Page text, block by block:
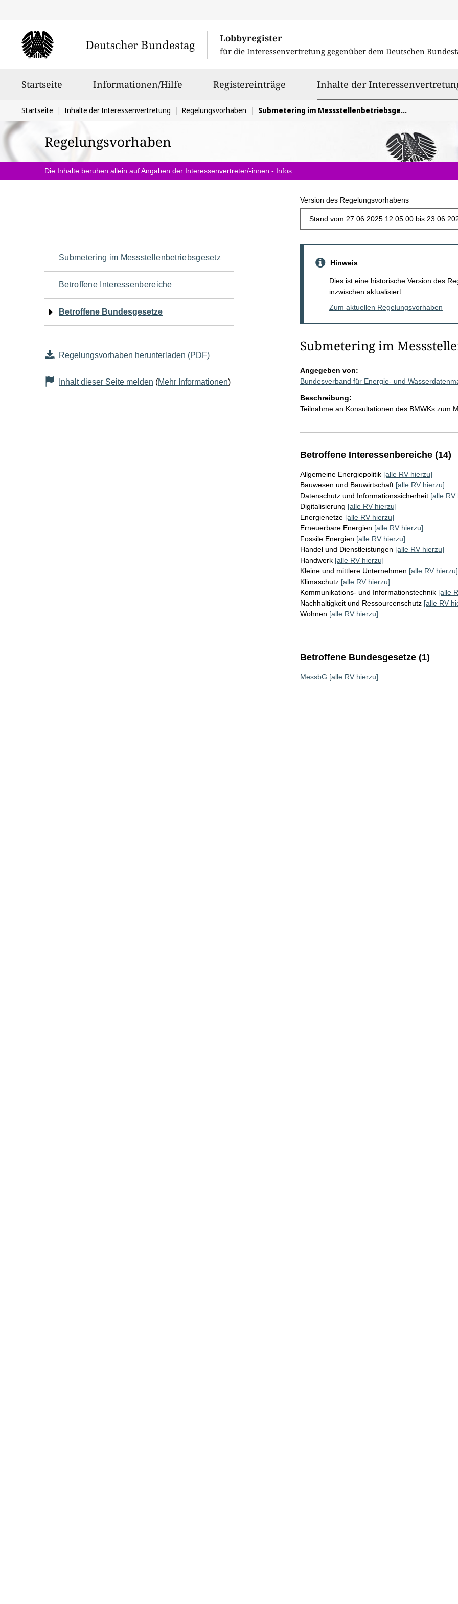
Lobbyregister
für die Interessenvertretung gegenüber dem Deutschen
Startseite Informationen/Hilfe Registereinträge Inhalte der
Sie
befinden
sich
hier:
Startseite Inhalte der Interessenvertretung Regelungsvorhaben Submetering im Messstellenbetriebsgesetz
Regelungsvorhaben
Die Inhalte beruhen allein auf Angaben der Interessenvertreter/-innen - Infos
Version des Regelungsvorhabens
Navigation
für
den
Seiteninhalt
Submetering im Messstellenbetriebsgesetz
Betroffene Interessenbereiche
Betroffene Bundesgesetze
Regelungsvorhaben herunterladen (PDF)
Inhalt dieser Seite melden (Mehr Informationen)
Hinweis
Dies ist eine historische Version des
inzwischen aktualisiert.
Zum aktuellen Regelungsvorhaben
Submetering im
Angegeben von:
Bundesverband für Energie- und
Beschreibung:
Teilnahme an Konsultationen des BMWKs zum
Betroffene Interessenbereiche (14)
Allgemeine Energiepolitik [alle RV hierzu]
Bauwesen und Bauwirtschaft [alle RV hierzu]
Datenschutz und Informationssicherheit [alle RV
Digitalisierung [alle RV hierzu]
Energienetze [alle RV hierzu]
Erneuerbare Energien [alle RV hierzu]
Fossile Energien [alle RV hierzu]
Handel und Dienstleistungen [alle RV hierzu]
Handwerk [alle RV hierzu]
Kleine und mittlere Unternehmen [alle RV hierzu]
Klimaschutz [alle RV hierzu]
Kommunikations- und Informationstechnik [alle
Nachhaltigkeit und Ressourcenschutz [alle RV
Wohnen [alle RV hierzu]
Betroffene Bundesgesetze (1)
MessbG [alle RV hierzu]